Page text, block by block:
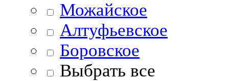
Можайское
Алтуфьевское
Боровское
Выбрать все